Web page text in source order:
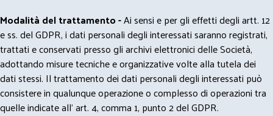
Modalità del trattamento -Ai sensi e per gli effetti degli artt. 12
e ss. del GDPR, i dati personali degli interessati saranno registrati,
trattati e conservati presso gli archivi elettronici delle Società,
adottando misure tecniche e organizzative volte alla tutela dei
dati stessi. Il trattamento dei dati personali degli interessati può
consistere in qualunque operazione o complesso di operazioni tra
quelle indicate all' art. 4, comma 1, punto 2 del GDPR.